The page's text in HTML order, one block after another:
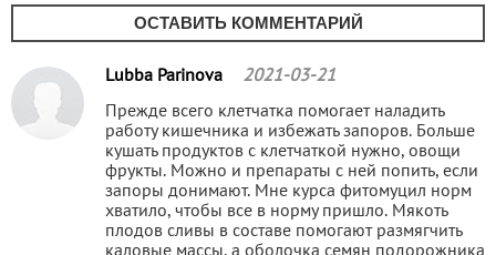
ОСТАВИТЬ КОММЕНТАРИЙ
Lubba Parinova 2021-03-21
Прежде всего клетчатка помогает наладить
работу кишечника и избежать запоров. Больше
кушать продуктов с клетчаткой нужно, овощи
фрукты. Можно и препараты с ней попить, если
запоры донимают. Мне курса фитомуцил норм
хватило, чтобы все в норму пришло. Мякоть
плодов сливы в составе помогают размягчить
каловые массы, а оболочка семян подорожника